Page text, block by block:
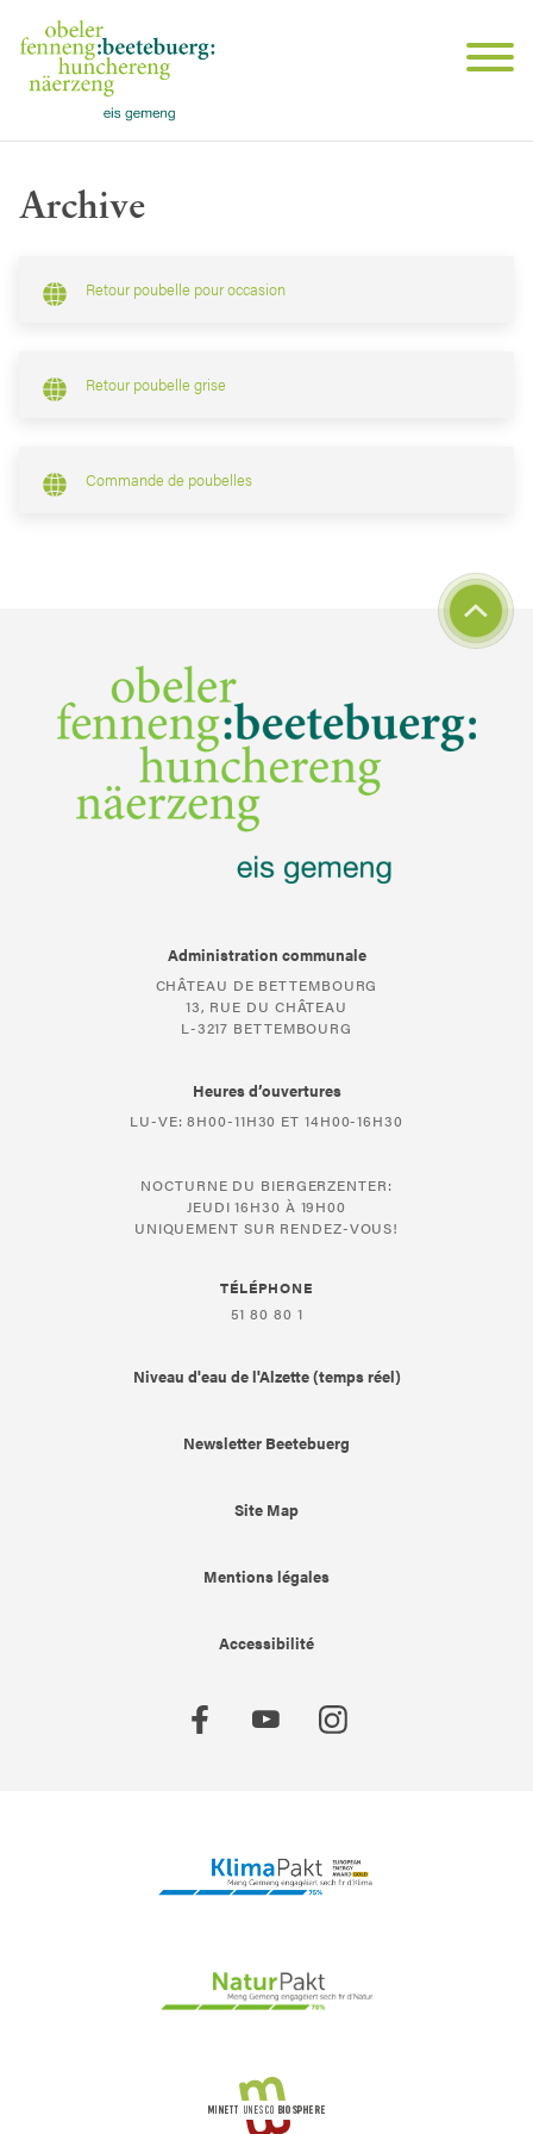
Archive
Retour poubelle pour occasion
Retour poubelle grise
Commande de poubelles
Administration communale
CHÂTEAU DE BETTEMBOURG
13, RUE DU CHÂTEAU
L-3217 BETTEMBOURG
Heures d’ouvertures
LU-VE: 8H00-11H30 ET 14H00-16H30
NOCTURNE DU BIERGERZENTER:
JEUDI 16H30 À 19H00
UNIQUEMENT SUR RENDEZ-VOUS!
TÉLÉPHONE
51 80 80 1
Niveau d'eau de l'Alzette (temps réel)
Newsletter Beetebuerg
Site Map
Mentions légales
Accessibilité